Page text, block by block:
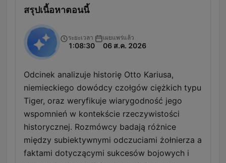
สรุปเนื้อหาตอนนี้
ระยะเวลา
1:08:30
เผยแพร่แล้ว
06 ส.ค. 2026
Odcinek analizuje historię Otto Kariusa,
niemieckiego dowódcy czołgów ciężkich typu
Tiger, oraz weryfikuje wiarygodność jego
wspomnień w kontekście rzeczywistości
historycznej. Rozmówcy badają różnice
między subiektywnymi odczuciami żołnierza a
faktami dotyczącymi sukcesów bojowych i